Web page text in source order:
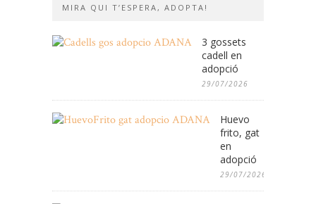
MIRA QUI T’ESPERA, ADOPTA!
3 gossets
cadell en
adopció
29/07/2026
Huevo
frito, gat
en
adopció
29/07/2026